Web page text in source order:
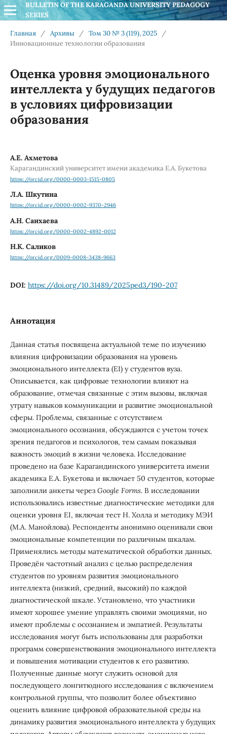
BULLETIN OF THE KARAGANDA UNIVERSITY PEDAGOGY
SERIES
Главная / Архивы / Том 30 № 3 (119), 2025
/
Инновационные технологии образования
Оценка уровня эмоционального
интеллекта у будущих педагогов
в условиях цифровизации
образования
А.Е. Ахметова
Карагандинский университет имени академика Е.А. Букетова
https://orcid.org/0000-0003-1515-0805
Л.А. Шкутина
https://orcid.org/0000-0002-9370-2946
А.Н. Санхаева
https://orcid.org/0000-0002-4892-0012
Н.К. Саликов
https://orcid.org/0009-0008-3438-9663
DOI: https://doi.org/10.31489/2025ped3/190-207
Аннотация
Данная статья посвящена актуальной теме по изучению
влияния цифровизации образования на уровень
эмоционального интеллекта (EI) у студентов вуза.
Описывается, как цифровые технологии влияют на
образование, отмечая связанные с этим вызовы, включая
утрату навыков коммуникации и развитие эмоциональной
сферы. Проблемы, связанные с отсутствием
эмоционального осознания, обсуждаются с учетом точек
зрения педагогов и психологов, тем самым показывая
важность эмоций в жизни человека. Исследование
проведено на базе Карагандинского университета имени
академика Е.А. Букетова и включает 50 студентов, которые
заполнили анкеты через Google Forms. В исследовании
использовались известные диагностические методики для
оценки уровня EI, включая тест Н. Холла и методику МЭИ
(М.А. Манойлова). Респонденты анонимно оценивали свои
эмоциональные компетенции по различным шкалам.
Применялись методы математической обработки данных.
Проведён частотный анализ с целью распределения
студентов по уровням развития эмоционального
интеллекта (низкий, средний, высокий) по каждой
диагностической шкале. Установлено, что участники
имеют хорошее умение управлять своими эмоциями, но
имеют проблемы с осознанием и эмпатией. Результаты
исследования могут быть использованы для разработки
программ совершенствования эмоционального интеллекта
и повышения мотивации студентов к его развитию.
Полученные данные могут служить основой для
последующего лонгитюдного исследования с включением
контрольной группы, что позволит более объективно
оценить влияние цифровой образовательной среды на
динамику развития эмоционального интеллекта у будущих